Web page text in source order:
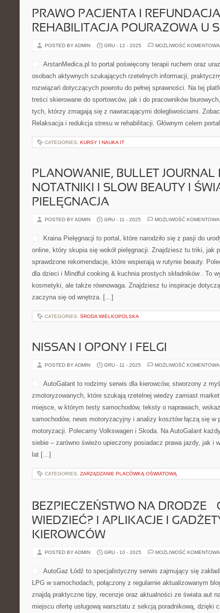
PRAWO PACJENTA I
REHABILITACJA POURAZOWA U
POSTED BY ADMIN GRU - 12 - 2025 MOŻLIWOŚĆ
ArstanMedica.pl to portal poświęcony terapii ruchem oraz
osobach aktywnych szukających rzetelnych informacji,
rozwiązań dotyczących powrotu do pełnej sprawności. Na tej
treści skierowane do sportowców, jak i do pracowników
tych, którzy zmagają się z nawracającymi dolegliwościami.
Relaksacja i redukcja stresu w rehabilitacji. Głównym celem
CATEGORIES: KURSY I NAUKA IT
PLANOWANIE, BULLET JOURNAL
NOTATNIKI I SLOW BEAUTY I
PIELĘGNACJA
POSTED BY ADMIN GRU - 11 - 2025 MOŻLIWOŚĆ
Kraina Pielęgnacji to portal, które narodziło się z pasji do
online, który skupia się wokół pielęgnacji. Znajdziesz tu triki, jak
sprawdzone rekomendacje, które wspierają w rutynie beauty.
dla dzieci i Mindful cooking & kuchnia prostych składników . To
kosmetyki, ale także równowaga. Znajdziesz tu inspiracje
zaczyna się od wnętrza. […]
CATEGORIES: ŚRODA WIELKOPOLSKA
NISSAN I OPONY I FELGI
POSTED BY ADMIN GRU - 11 - 2025 MOŻLIWOŚĆ
AutoGalant to rodzimy serwis dla kierowców, stworzony z
zmotoryzowanych, które szukają rzetelnej wiedzy zamiast
miejsce, w którym testy samochodów, teksty o naprawach,
samochodów, news motoryzacyjny i analizy kosztów łączą się w
motoryzacji. Polecamy Volkswagen i Skoda. Na AutoGalant
siebie – zarówno świeżo upieczony posiadacz prawa jazdy, jak i
lat […]
CATEGORIES: ZARZĄDZANIE PLACÓWKĄ OŚWIATOWĄ
BEZPIECZEŃSTWO NA DRODZE –
WIEDZIEĆ? I APLIKACJE I
KIEROWCÓW
POSTED BY ADMIN GRU - 10 - 2025 MOŻLIWOŚĆ
AutoGaz Łódź to specjalistyczny serwis zajmujący się
LPG w samochodach, połączony z regularnie aktualizowanym
znajdą praktyczne tipy, recenzje oraz aktualności ze świata aut
miejscu ofertę usługową warsztatu z sekcją poradnikową, dzięki